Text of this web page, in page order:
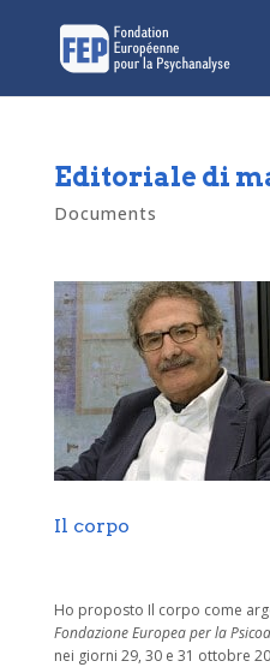
Editoriale di
Documents
Il corpo
Ho proposto Il corpo come
Fondazione Europea per la
nei giorni 29, 30 e 31 ottobre